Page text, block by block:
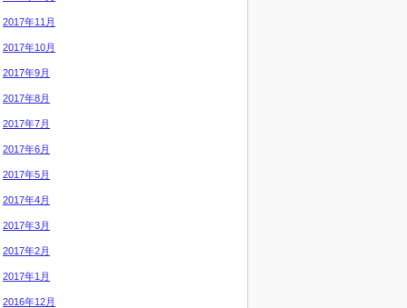
2017年11月
2017年10月
2017年9月
2017年8月
2017年7月
2017年6月
2017年5月
2017年4月
2017年3月
2017年2月
2017年1月
2016年12月